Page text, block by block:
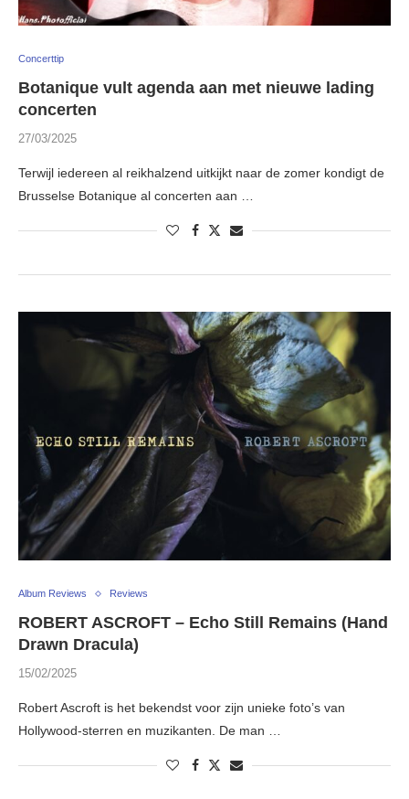
Concerttip
Botanique vult agenda aan met nieuwe lading
concerten
27/03/2025
Terwijl iedereen al reikhalzend uitkijkt naar de zomer kondigt de
Brusselse Botanique al concerten aan …
Album Reviews Reviews
ROBERT ASCROFT – Echo Still Remains (Hand
Drawn Dracula)
15/02/2025
Robert Ascroft is het bekendst voor zijn unieke foto’s van
Hollywood-sterren en muzikanten. De man …